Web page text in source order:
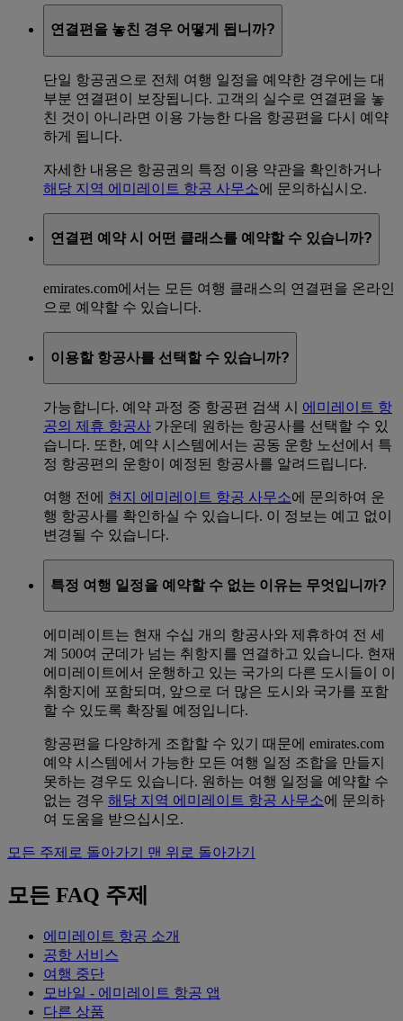
연결편을 놓친 경우 어떻게 됩니까?
단일 항공권으로 전체 여행 일정을 예약한 경우에는 대
부분 연결편이 보장됩니다. 고객의 실수로 연결편을 놓
친 것이 아니라면 이용 가능한 다음 항공편을 다시 예약
하게 됩니다.
자세한 내용은 항공권의 특정 이용 약관을 확인하거나
해당 지역 에미레이트 항공 사무소에 문의하십시오.
연결편 예약 시 어떤 클래스를 예약할 수 있습니까?
emirates.com에서는 모든 여행 클래스의 연결편을 온라인
으로 예약할 수 있습니다.
이용할 항공사를 선택할 수 있습니까?
가능합니다. 예약 과정 중 항공편 검색 시 에미레이트 항
공의 제휴 항공사 가운데 원하는 항공사를 선택할 수 있
습니다. 또한, 예약 시스템에서는 공동 운항 노선에서 특
정 항공편의 운항이 예정된 항공사를 알려드립니다.
여행 전에 현지 에미레이트 항공 사무소에 문의하여 운
행 항공사를 확인하실 수 있습니다. 이 정보는 예고 없이
변경될 수 있습니다.
특정 여행 일정을 예약할 수 없는 이유는 무엇입니까?
에미레이트는 현재 수십 개의 항공사와 제휴하여 전 세
계 500여 군데가 넘는 취항지를 연결하고 있습니다. 현재
에미레이트에서 운행하고 있는 국가의 다른 도시들이 이
취항지에 포함되며, 앞으로 더 많은 도시와 국가를 포함
할 수 있도록 확장될 예정입니다.
항공편을 다양하게 조합할 수 있기 때문에 emirates.com
예약 시스템에서 가능한 모든 여행 일정 조합을 만들지
못하는 경우도 있습니다. 원하는 여행 일정을 예약할 수
없는 경우 해당 지역 에미레이트 항공 사무소에 문의하
여 도움을 받으십시오.
모든 주제로 돌아가기 맨 위로 돌아가기
모든 FAQ 주제
에미레이트 항공 소개
공항 서비스
여행 중단
모바일 - 에미레이트 항공 앱
다른 상품